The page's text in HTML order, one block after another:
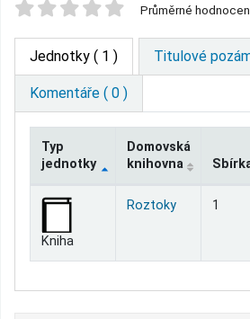
Star ratings Průměrné
Jednotky ( 1 ) Titulové
Komentáře ( 0 )
Jednotky
Typ
jednotky
Domovská
knihovna
Kniha
Roztoky 1